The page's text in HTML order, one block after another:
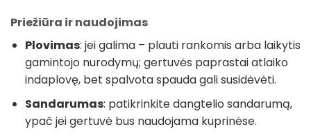
Priežiūra ir naudojimas
Plovimas: jei galima – plauti rankomis arba laikytis
gamintojo nurodymų; gertuvės paprastai atlaiko
indaplovę, bet spalvota spauda gali susidėvėti.
Sandarumas: patikrinkite dangtelio sandarumą,
ypač jei gertuvė bus naudojama kuprinėse.